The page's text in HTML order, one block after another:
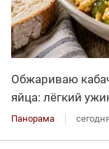
Обжариваю
яйца: лёгкий
Панорама